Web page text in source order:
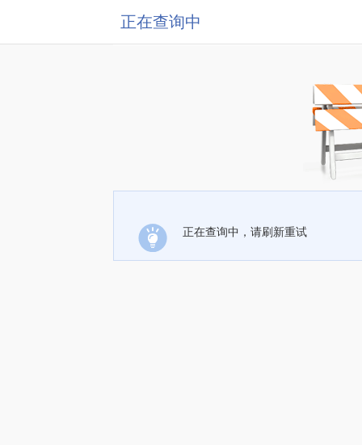
正在查询中
正在查询中，请刷新重试